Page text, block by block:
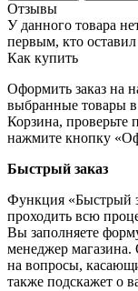
Отзывы
У данного товара
первым, кто
Как купить
Оформить заказ на
выбранные товары в
Корзина, проверьте
нажмите кнопку
Быстрый заказ
Функция «Быстрый
проходить всю
Вы заполняете
менеджер магазина.
на вопросы,
также подскажет о